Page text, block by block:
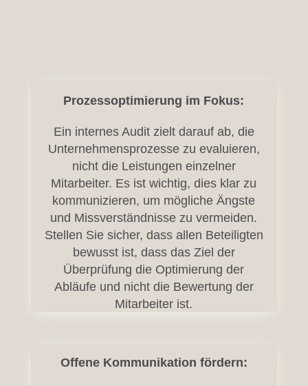
Prozessoptimierung im Fokus:
Ein internes Audit zielt darauf ab, die
Unternehmensprozesse zu evaluieren,
nicht die Leistungen einzelner
Mitarbeiter. Es ist wichtig, dies klar zu
kommunizieren, um mögliche Ängste
und Missverständnisse zu vermeiden.
Stellen Sie sicher, dass allen Beteiligten
bewusst ist, dass das Ziel der
Überprüfung die Optimierung der
Abläufe und nicht die Bewertung der
Mitarbeiter ist.
Offene Kommunikation fördern: